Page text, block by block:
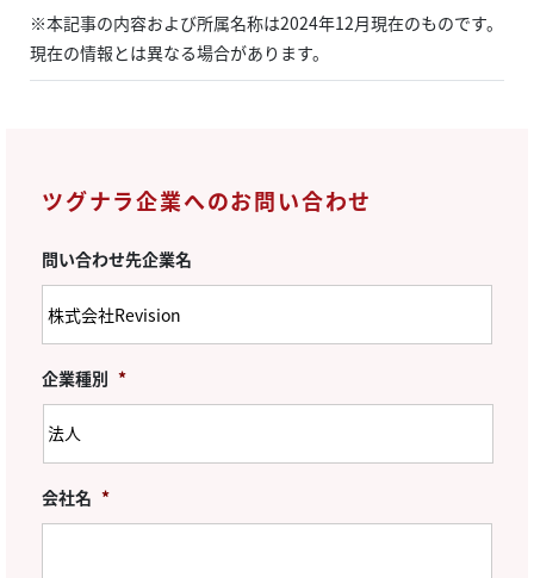
※本記事の内容および所属名称は2024年12月現在のものです。
現在の情報とは異なる場合があります。
ツグナラ企業へのお問い合わせ
問い合わせ先企業名
企業種別 *
会社名 *